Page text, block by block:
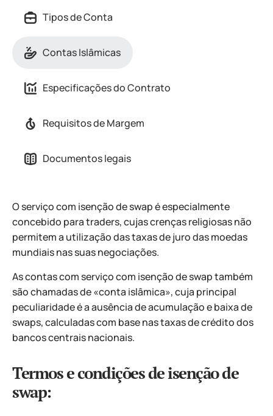
Tipos de Conta
Contas Islâmicas
Especificações do Contrato
Requisitos de Margem
Documentos legais
O serviço com isenção de swap é especialmente
concebido para traders, cujas crenças religiosas não
permitem a utilização das taxas de juro das moedas
mundiais nas suas negociações.
As contas com serviço com isenção de swap também
são chamadas de «conta islâmica», cuja principal
peculiaridade é a ausência de acumulação e baixa de
swaps, calculadas com base nas taxas de crédito dos
bancos centrais nacionais.
Termos e condições de isenção de
swap: